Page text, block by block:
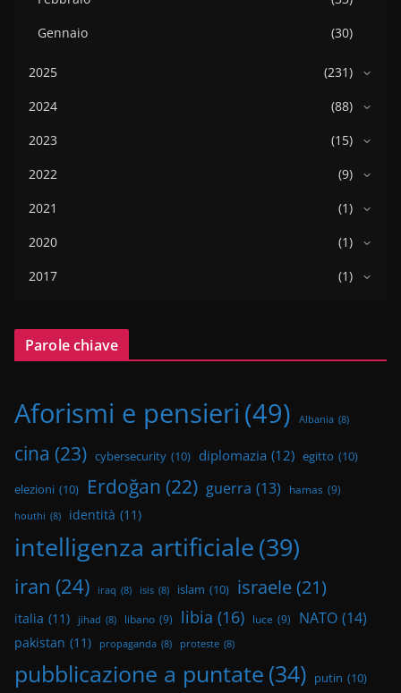
Gennaio
(30)
2025
(231)
2024
(88)
2023
(15)
2022
(9)
2021
(1)
2020
(1)
2017
(1)
Parole chiave
Aforismi e pensieri (49) Albania (8)
cina (23) cybersecurity (10) diplomazia (12) egitto (10)
elezioni (10) Erdoğan (22) guerra (13) hamas (9)
houthi (8) identità (11)
intelligenza artificiale(39)
iran (24) iraq (8) isis (8) islam (10) israele(21)
italia (11) jihad (8) libano (9) libia (16) luce (9) NATO (14)
pakistan (11) propaganda (8) proteste (8)
pubblicazione a puntate (34) putin (10)